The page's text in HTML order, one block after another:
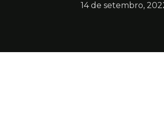
14 de setembro,